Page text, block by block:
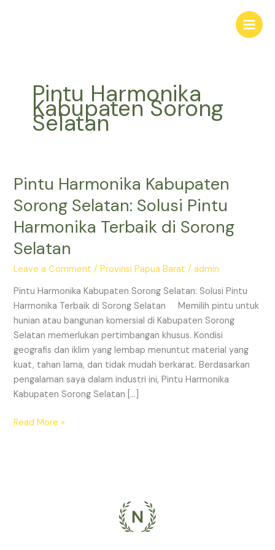
Main
Pintu Harmonika
Kabupaten Sorong
Selatan
Pintu Harmonika Kabupaten
Sorong Selatan: Solusi Pintu
Harmonika Terbaik di Sorong
Selatan
Leave a Comment /Provinsi Papua Barat /admin
Pintu Harmonika Kabupaten Sorong Selatan: Solusi Pintu
Harmonika Terbaik di Sorong Selatan Memilih pintu untuk
hunian atau bangunan komersial di Kabupaten Sorong
Selatan memerlukan pertimbangan khusus. Kondisi
geografis dan iklim yang lembap menuntut material yang
kuat, tahan lama, dan tidak mudah berkarat. Berdasarkan
pengalaman saya dalam industri ini, Pintu Harmonika
Kabupaten Sorong Selatan […]
Pintu
Kabupaten
Sorong
Solusi
Pintu
Terbaik
di
Sorong
Selatan
Read More »